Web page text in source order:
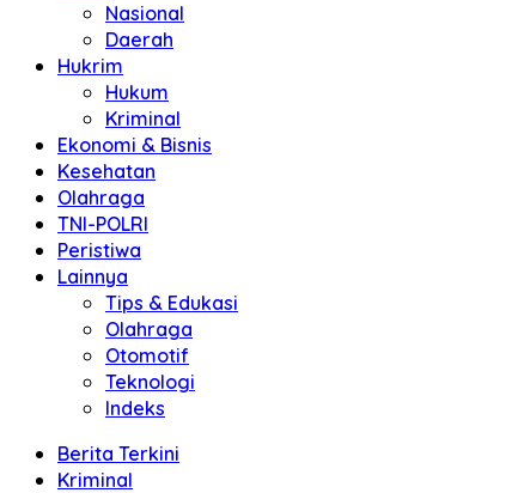
Nasional
Daerah
Hukrim
Hukum
Kriminal
Ekonomi & Bisnis
Kesehatan
Olahraga
TNI-POLRI
Peristiwa
Lainnya
Tips & Edukasi
Olahraga
Otomotif
Teknologi
Indeks
Berita Terkini
Kriminal